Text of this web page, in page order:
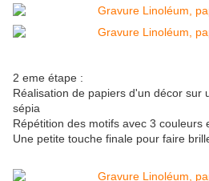
2 eme étape :
Réalisation de papiers d'un décor sur
sépia
Répétition des motifs avec 3 couleurs
Une petite touche finale pour faire